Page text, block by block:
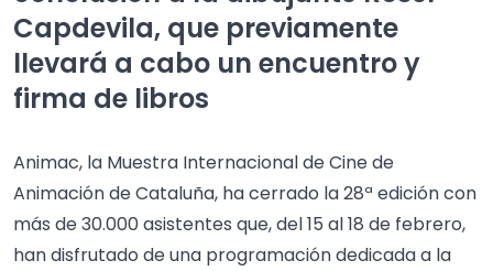
Capdevila, que previamente
llevará a cabo un encuentro y
firma de libros
Animac, la Muestra Internacional de Cine de
Animación de Cataluña, ha cerrado la 28ª edición con
más de 30.000 asistentes que, del 15 al 18 de febrero,
han disfrutado de una programación dedicada a la